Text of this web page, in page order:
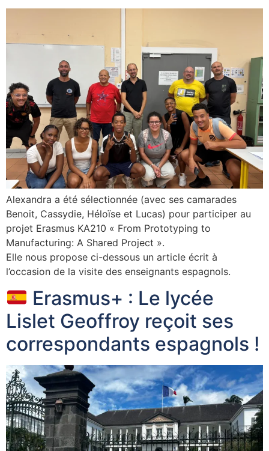
Alexandra a été sélectionnée (avec ses camarades
Benoit, Cassydie, Héloïse et Lucas) pour participer au
projet Erasmus KA210 « From Prototyping to
Manufacturing: A Shared Project ».
Elle nous propose ci-dessous un article écrit à
l’occasion de la visite des enseignants espagnols.
Erasmus+ : Le lycée
Lislet Geoffroy reçoit ses
correspondants espagnols !